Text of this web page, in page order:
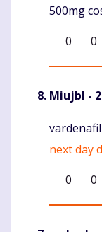
500mg
0
0
Miujbl -
next day
0
0